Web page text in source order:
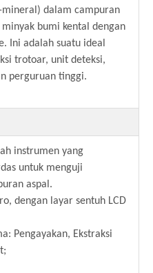
dalam campuran
bumi kental dengan
Ini adalah suatu ideal
trotoar, unit deteksi,
perguruan tinggi.
instrumen yang
untuk menguji
aspal.
dengan layar sentuh LCD
Pengayakan, Ekstraksi